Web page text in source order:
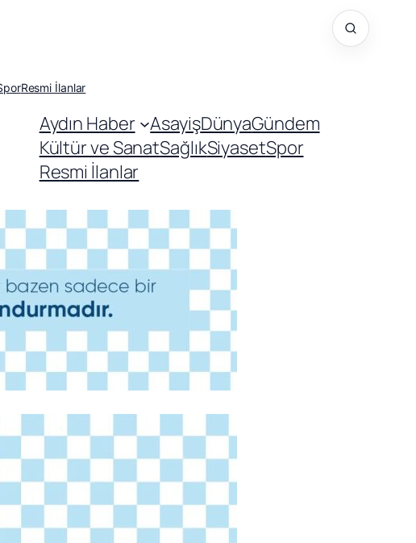
Resmi İlanlar
Aydın Haber AsayişDünyaGündem
Kültür ve SanatSağlıkSiyasetSpor
Resmi İlanlar